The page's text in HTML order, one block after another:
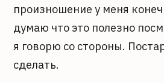
произношение у меня
думаю что это полезно
я говорю со стороны.
сделать.